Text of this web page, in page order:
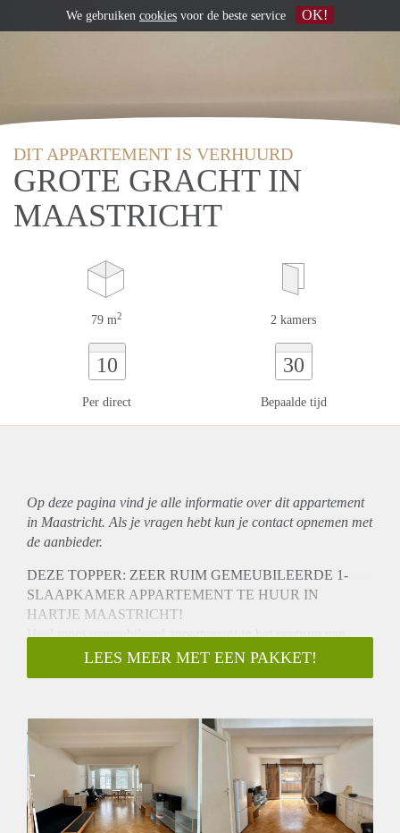
DIT APPARTEMENT IS VERHUURD
GROTE GRACHT IN
MAASTRICHT
79 m2 2 kamers
10
Per direct
30
Bepaalde tijd
Op deze pagina vind je alle informatie over ditappartement
in Maastricht. Als je vragen hebt kun je contact opnemen met
de aanbieder.
DEZE TOPPER: ZEER RUIM GEMEUBILEERDE 1-
SLAAPKAMER APPARTEMENT TE HUUR IN
HARTJE MAASTRICHT!
Heel mooi gemeubileerd appartement in het centrum van
Maastricht. Gelegen op loopafstand van winkels,
supermarkten, universiteiten en cultuur en culturele
pand.
Het gehele appartement is 79m2
Te huur voor maximaal 6 maanden!
LEES MEER MET EEN PAKKET!
We gebruiken cookies voor de beste service OK!